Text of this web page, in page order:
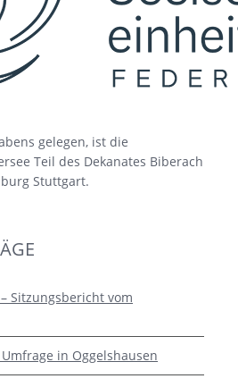
gelegen, ist die
Teil des Dekanates Biberach
Stuttgart.
Sitzungsbericht vom
in Oggelshausen